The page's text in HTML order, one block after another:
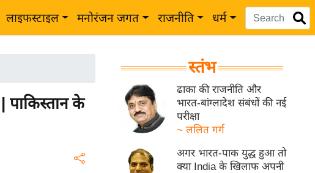
लाइफस्टाइल मनोरंजन जगत राजनीति धर्म
के
स्तंभ
ढाका की राजनीति और
भारत-बांग्लादेश संबंधों की नई
परीक्षा
~ ललित गर्ग
अगर भारत-पाक युद्ध हुआ तो
क्या India के खिलाफ अपनी